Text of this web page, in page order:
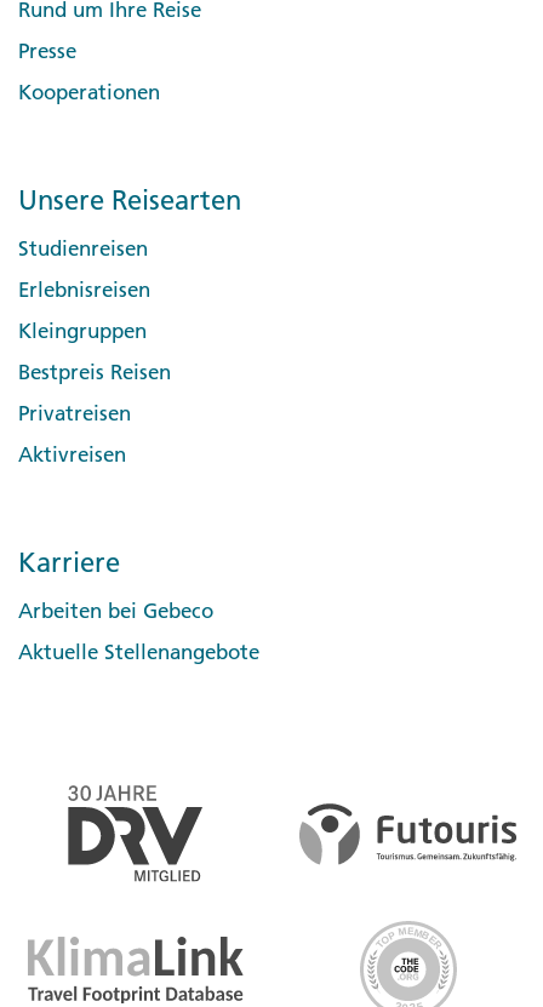
Rund um Ihre Reise
Presse
Kooperationen
Unsere Reisearten
Studienreisen
Erlebnisreisen
Kleingruppen
Bestpreis Reisen
Privatreisen
Aktivreisen
Karriere
Arbeiten bei Gebeco
Aktuelle Stellenangebote